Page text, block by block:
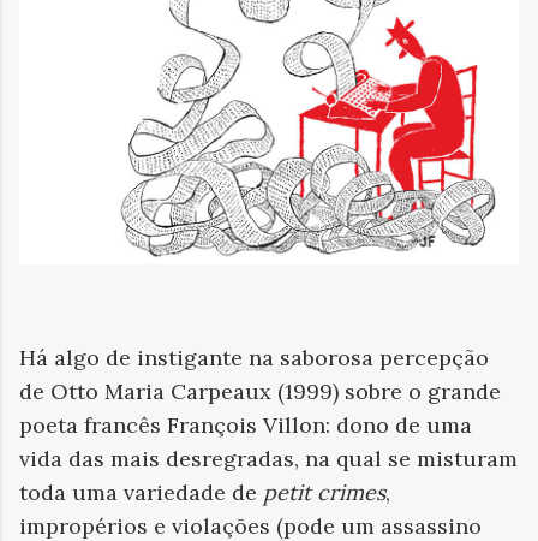
Há algo de instigante na saborosa percepção
de Otto Maria Carpeaux (1999) sobre o grande
poeta francês François Villon: dono de uma
vida das mais desregradas, na qual se misturam
toda uma variedade de petit crimes,
impropérios e violações (pode um assassino